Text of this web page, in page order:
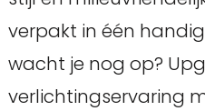
verpakt in één
wacht je nog op?
verlichtingservaring